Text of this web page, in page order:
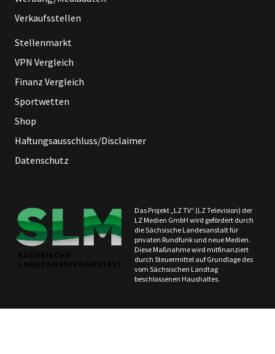
Verkaufsstellen
Stellenmarkt
VPN Vergleich
Finanz Vergleich
Sportwetten
Shop
Haftungsausschluss/Disclaimer
Datenschutz
Das Projekt „LZ TV“ (LZ Television) der
LZ Medien GmbH wird gefördert durch
die Sächsische Landesanstalt für
privaten Rundfunk und neue Medien.
Diese Maßnahme wird mitfinanziert
durch Steuermittel auf Grundlage des
vom Sächsischen Landtag
beschlossenen Haushaltes.